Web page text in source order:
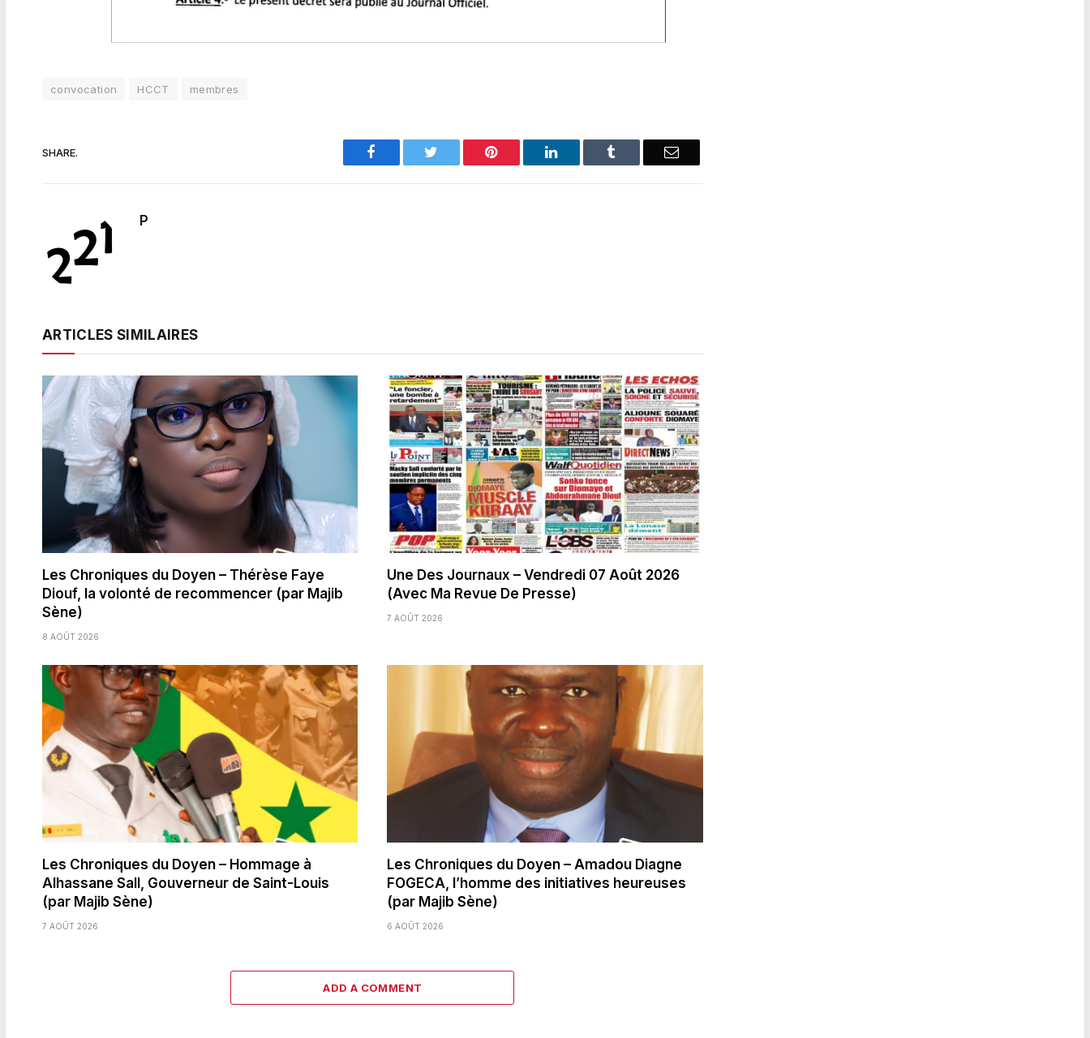
convocation HCCT membres
SHARE. Facebook Pinterest LinkedIn Email
P
ARTICLES SIMILAIRES
Les Chroniques du Doyen – Thérèse Faye
Diouf, la volonté de recommencer (par Majib
Sène)
8 AOÛT 2026
Une Des Journaux – Vendredi 07 Août 2026
(Avec Ma Revue De Presse)
7 AOÛT 2026
Les Chroniques du Doyen – Hommage à
Alhassane Sall, Gouverneur de Saint-Louis
(par Majib Sène)
7 AOÛT 2026
Les Chroniques du Doyen – Amadou Diagne
FOGECA, l’homme des initiatives heureuses
(par Majib Sène)
6 AOÛT 2026
ADD A COMMENT